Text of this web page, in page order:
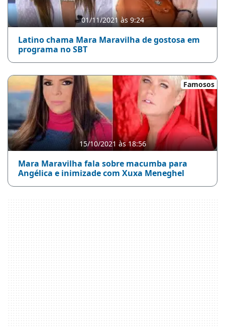
01/11/2021 às 9:24
Latino chama Mara Maravilha de gostosa em
programa no SBT
Famosos
15/10/2021 às 18:56
Mara Maravilha fala sobre macumba para
Angélica e inimizade com Xuxa Meneghel